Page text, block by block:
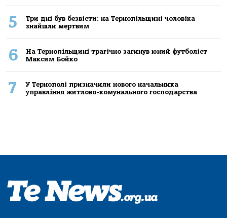
5
Три дні був безвісти: на Тернопільщині чоловіка
знайшли мертвим
6
На Тернопільщині трагічно загинув юний футболіст
Максим Бойко
7
У Тернополі призначили нового начальника
управління житлово-комунального господарства